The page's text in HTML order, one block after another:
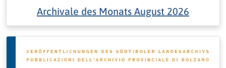
Archivale des Monats August 2026